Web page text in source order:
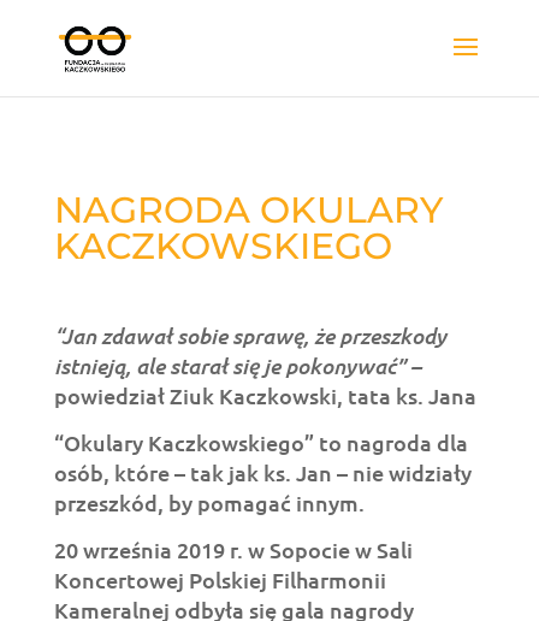
NAGRODA OKULARY
KACZKOWSKIEGO
“Jan zdawał sobie sprawę, że przeszkody
istnieją, ale starał się je pokonywać” –
powiedział Ziuk Kaczkowski, tata ks. Jana
“Okulary Kaczkowskiego” to nagroda dla
osób, które – tak jak ks. Jan – nie widziały
przeszkód, by pomagać innym.
20 września 2019 r. w Sopocie w Sali
Koncertowej Polskiej Filharmonii
Kameralnej odbyła się gala nagrody